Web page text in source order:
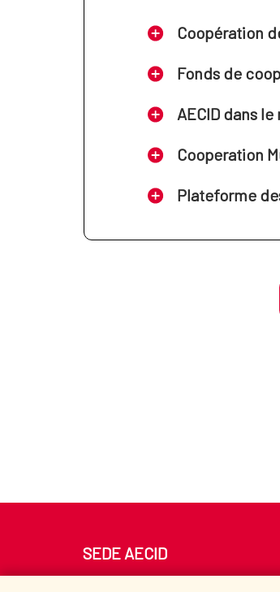
Coopération
Fonds de
AECID dans
Cooperation
Plateforme
SEDE AECID